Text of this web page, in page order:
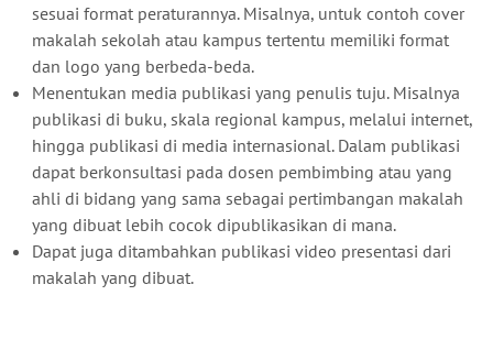
sesuai format peraturannya. Misalnya, untuk contoh cover
makalah sekolah atau kampus tertentu memiliki format
dan logo yang berbeda-beda.
Menentukan media publikasi yang penulis tuju. Misalnya
publikasi di buku, skala regional kampus, melalui internet,
hingga publikasi di media internasional. Dalam publikasi
dapat berkonsultasi pada dosen pembimbing atau yang
ahli di bidang yang sama sebagai pertimbangan makalah
yang dibuat lebih cocok dipublikasikan di mana.
Dapat juga ditambahkan publikasi video presentasi dari
makalah yang dibuat.